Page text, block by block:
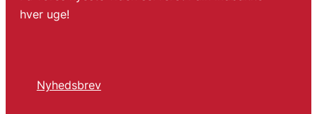
hver uge!
Nyhedsbrev